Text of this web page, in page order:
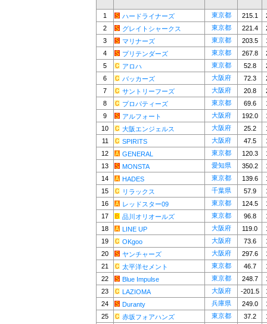
1 ハードライナーズ 東京都 215.1
2
グレイトシャークス 東京都 221.4
3
マリナーズ 東京都 203.5
4
プリテンダーズ 東京都 267.8
5
アロハ 東京都 52.8
6
バッカーズ 大阪府 72.3
7
サントリーフーズ 大阪府 20.8
8
プロパティーズ 東京都 69.6
9
アルフォート 大阪府 192.0
10
大阪エンジェルス 大阪府 25.2
11
SPIRITS 大阪府 47.5
12
GENERAL 東京都 120.3
13
MONSTA 愛知県 350.2
14
HADES 東京都 139.6
15
リラックス 千葉県 57.9
16
レッドスター09 東京都 124.5
17
品川オリオールズ 東京都 96.8
18
LINE UP 大阪府 119.0
19
OKgoo 大阪府 73.6
20
ヤンチャーズ 大阪府 297.6
21
太平洋セメント 東京都 46.7
22
Blue Impulse 東京都 248.7
23
LAZIOMA 大阪府 -201.5
24
Duranty 兵庫県 249.0
25
赤坂フォアハンズ 東京都 37.2